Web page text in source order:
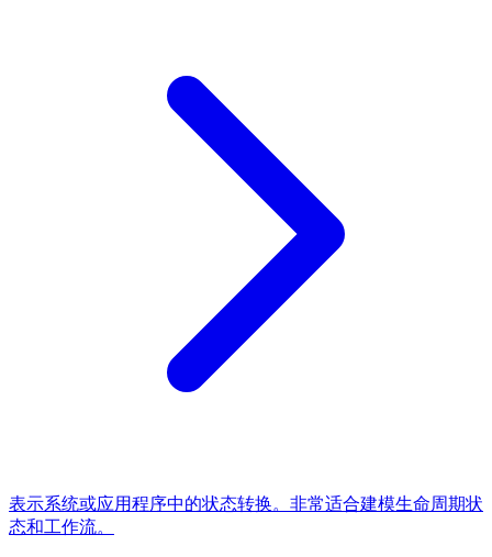
表示系统或应用程序中的状态转换。非常适合建模生命周期状
态和工作流。